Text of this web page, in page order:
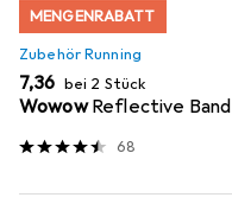
MENGENRABATT
Zubehör Running
EUR
7,36 bei 2 Stück
Wowow Reflective Band
68